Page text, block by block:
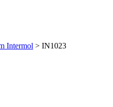
Intermol > IN1023